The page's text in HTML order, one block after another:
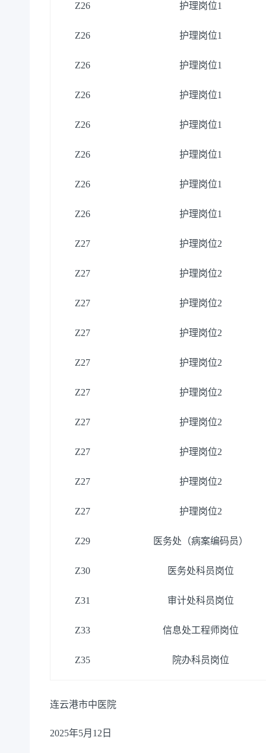
Z26 护理岗位1
Z26 护理岗位1
Z26 护理岗位1
Z26 护理岗位1
Z26 护理岗位1
Z26 护理岗位1
Z26 护理岗位1
Z26 护理岗位1
Z27 护理岗位2
Z27 护理岗位2
Z27 护理岗位2
Z27 护理岗位2
Z27 护理岗位2
Z27 护理岗位2
Z27 护理岗位2
Z27 护理岗位2
Z27 护理岗位2
Z27 护理岗位2
Z29 医务处（病案编码员）
Z30 医务处科员岗位
Z31 审计处科员岗位
Z33 信息处工程师岗位
Z35 院办科员岗位
连云港市中医院
2025年5月12日